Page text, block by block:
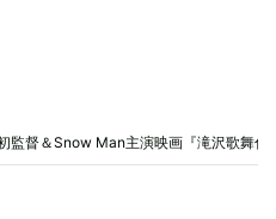
監督＆Snow Man主演映画『滝沢歌舞